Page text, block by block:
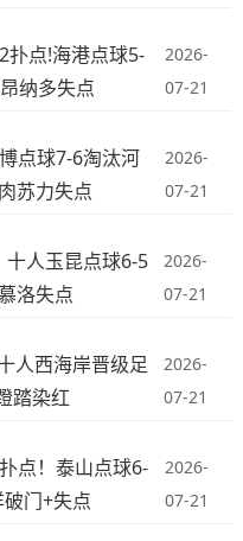
扑点!海港点球5-
纳多失点
2026-
07-21
点球7-6淘汰河
苏力失点
2026-
07-21
人玉昆点球6-5
洛失点
2026-
07-21
人西海岸晋级足
踏染红
2026-
07-21
点！泰山点球6-
门+失点
2026-
07-21